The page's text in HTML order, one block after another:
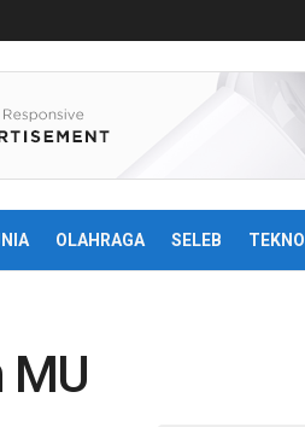
OLAHRAGA SELEB TEKNO
MU